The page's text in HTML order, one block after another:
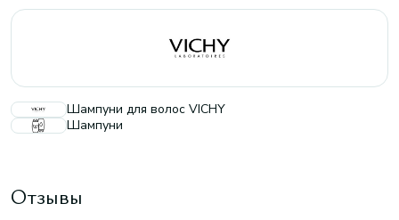
Шампуни для волос VICHY
Шампуни
Отзывы